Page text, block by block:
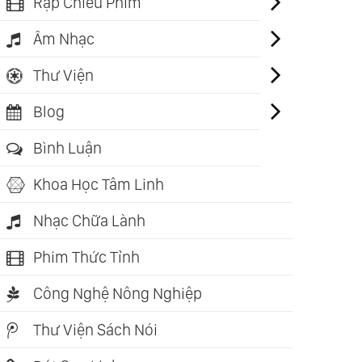
Bình Tĩnh Càng
Âm Nhạc
Thư Viện
Blog
Bình Luận
Khoa Học Tâm Linh
Nhạc Chữa Lành
Phim Thức Tỉnh
Công Nghệ Nông Nghiệp
Thư Viện Sách Nói